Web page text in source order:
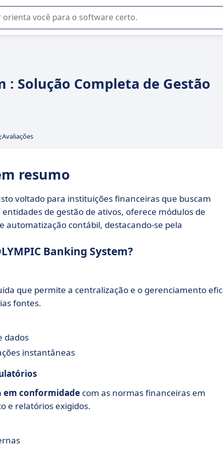
seleção de software SaaS para sua empresa.
: Solução Completa de Gestão
Avaliações
resumo
voltado para instituições financeiras que buscam
de gestão de ativos, oferece módulos de
contábil, destacando-se pela
Banking System?
que permite a centralização e o gerenciamento
fontes.
dados
instantâneas
em conformidade com as normas financeiras em
e relatórios exigidos.